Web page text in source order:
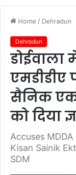
Home / Dehradun
Dehradun
डोईवाला
एमडीडीए
सैनिक
को दिया
Accuses
Kisan Sainik
SDM